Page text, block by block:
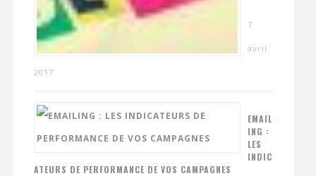
7
avril
2017
EMAIL
ING :
LES
INDIC
ATEURS DE PERFORMANCE DE VOS CAMPAGNES